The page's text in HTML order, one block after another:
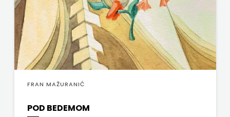
FRAN MAŽURANIĆ
POD BEDEMOM